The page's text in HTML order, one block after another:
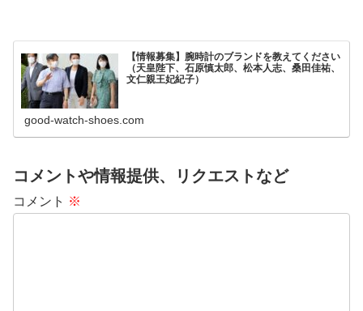
【情報募集】腕時計のブランドを教えてください
（天皇陛下、石原慎太郎、松本人志、桑田佳祐、
文仁親王妃紀子）
good-watch-shoes.com
コメントや情報提供、リクエストなど
コメント ※